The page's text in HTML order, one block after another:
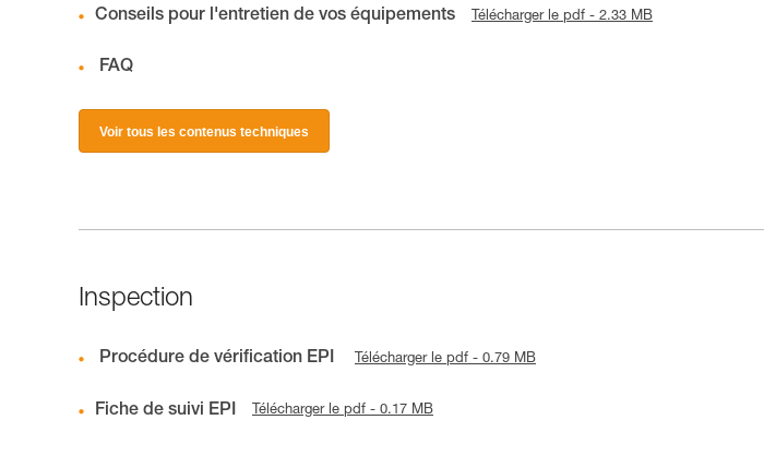
Conseils pour l'entretien de vos équipements Télécharger le pdf - 2.33 MB
FAQ
Voir tous les contenus techniques
Inspection
Procédure de vérification EPI Télécharger le pdf - 0.79 MB
Fiche de suivi EPI Télécharger le pdf - 0.17 MB